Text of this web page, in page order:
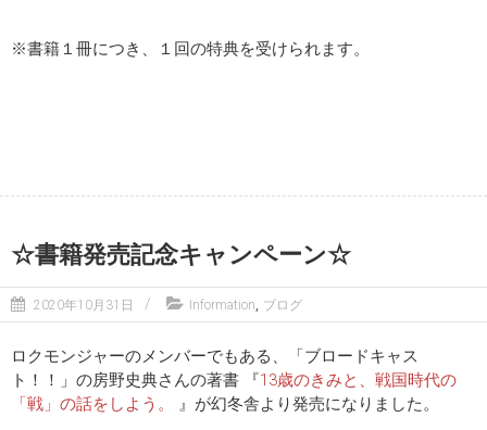
※書籍１冊につき、１回の特典を受けられます。
☆書籍発売記念キャンペーン☆
2020年10月31日 Information, ブログ
ロクモンジャーのメンバーでもある、「ブロードキャス
ト！！」の房野史典さんの著書 『13歳のきみと、戦国時代の
「戦」の話をしよう。
』が幻冬舎より発売になりました。